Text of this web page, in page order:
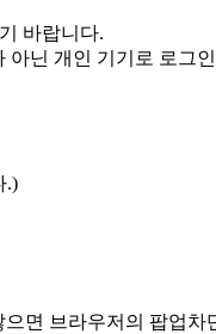
바랍니다.
아닌 개인 기기로 로그
.)
면 브라우저의 팝업차